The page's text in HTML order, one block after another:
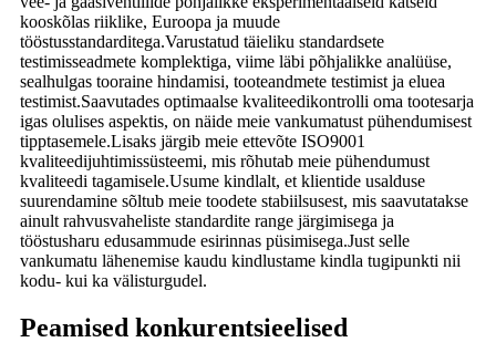
kooskõlas riiklike, Euroopa ja muude
tööstusstandarditega.Varustatud täieliku standardsete
testimisseadmete komplektiga, viime läbi põhjalikke analüüse,
sealhulgas tooraine hindamisi, tooteandmete testimist ja eluea
testimist.Saavutades optimaalse kvaliteedikontrolli oma tootesarja
igas olulises aspektis, on näide meie vankumatust pühendumisest
tipptasemele.Lisaks järgib meie ettevõte ISO9001
kvaliteedijuhtimissüsteemi, mis rõhutab meie pühendumust
kvaliteedi tagamisele.Usume kindlalt, et klientide usalduse
suurendamine sõltub meie toodete stabiilsusest, mis saavutatakse
ainult rahvusvaheliste standardite range järgimisega ja
tööstusharu edusammude esirinnas püsimisega.Just selle
vankumatu lähenemise kaudu kindlustame kindla tugipunkti nii
kodu- kui ka välisturgudel.
Peamised konkurentsieelised